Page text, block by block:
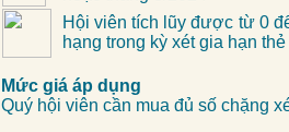
Hội viên tích lũy được từ 0
hạng trong kỳ xét gia hạn thẻ
Mức giá áp dụng
Quý hội viên cần mua đủ số chặng